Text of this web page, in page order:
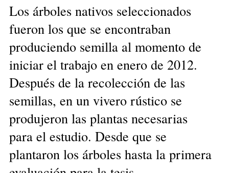
Los árboles nativos seleccionados
fueron los que se encontraban
produciendo semilla al momento de
iniciar el trabajo en enero de 2012.
Después de la recolección de las
semillas, en un vivero rústico se
produjeron las plantas necesarias
para el estudio. Desde que se
plantaron los árboles hasta la primera